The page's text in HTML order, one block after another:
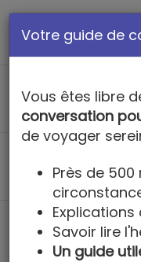
Votre guide de
Vous êtes libre
conversation
de voyager
Près de
Savoir lire
Un guide